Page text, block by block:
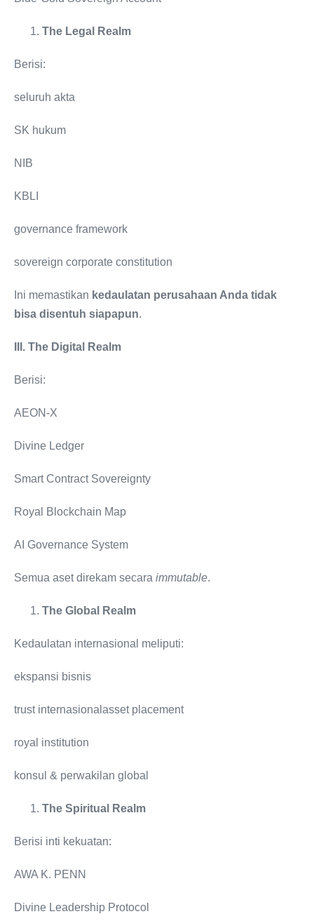
The Legal Realm
Berisi:
seluruh akta
SK hukum
NIB
KBLI
governance framework
sovereign corporate constitution
Ini memastikan kedaulatan perusahaan Anda tidak
bisa disentuh siapapun.
III. The Digital Realm
Berisi:
AEON-X
Divine Ledger
Smart Contract Sovereignty
Royal Blockchain Map
AI Governance System
Semua aset direkam secara immutable.
The Global Realm
Kedaulatan internasional meliputi:
ekspansi bisnis
trust internasionalasset placement
royal institution
konsul & perwakilan global
The Spiritual Realm
Berisi inti kekuatan:
AWA K. PENN
Divine Leadership Protocol